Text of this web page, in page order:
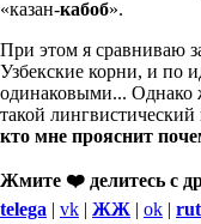
«казан-кабоб».
При этом я сравниваю
Узбекские корни, и по
одинаковыми... Однако
такой
кто мне прояснит
Жмите ❤️ делитесь с
telega | vk | ЖЖ | ok |